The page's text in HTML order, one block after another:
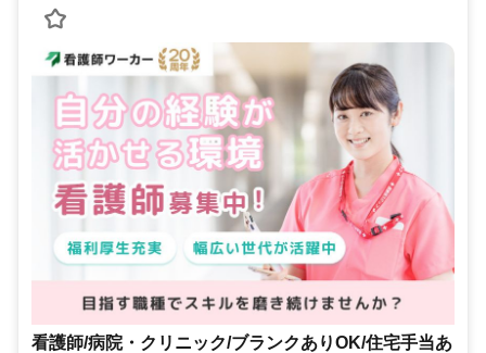
看護師/病院・クリニック/ブランクありOK/住宅手当あ